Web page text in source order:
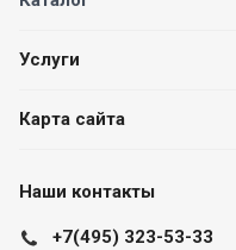
Услуги
Карта сайта
Наши контакты
+7(495) 323-53-33